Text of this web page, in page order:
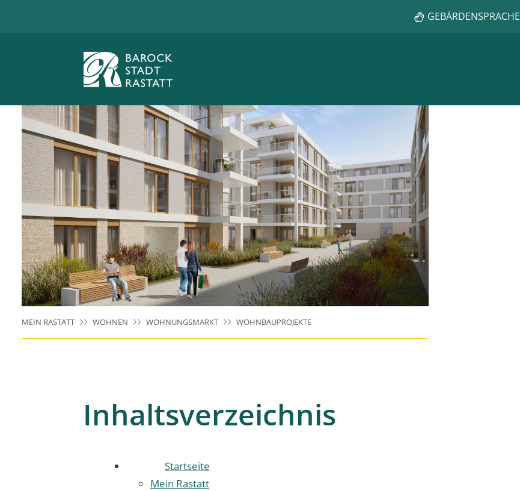
GEBÄRDENSPRACHE
MEIN RASTATT WOHNEN WOHNUNGSMARKT WOHNBAUPROJEKTE
Inhaltsverzeichnis
Startseite
Mein Rastatt